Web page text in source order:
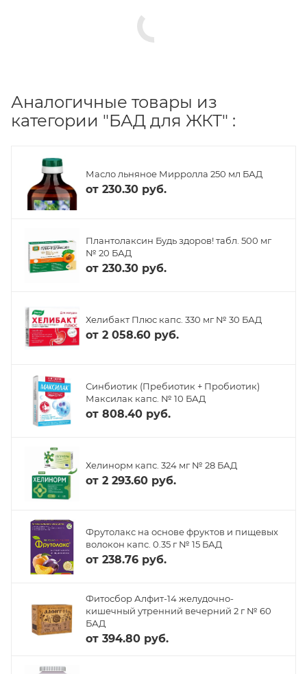
Аналогичные товары из
категории "БАД для ЖКТ" :
Масло льняное Мирролла 250 мл БАД
от 230.30 руб.
Плантолаксин Будь здоров! табл. 500 мг
№ 20 БАД
от 230.30 руб.
Хелибакт Плюс капс. 330 мг № 30 БАД
от 2 058.60 руб.
Синбиотик (Пребиотик + Пробиотик)
Максилак капс. № 10 БАД
от 808.40 руб.
Хелинорм капс. 324 мг № 28 БАД
от 2 293.60 руб.
Фрутолакс на основе фруктов и пищевых
волокон капс. 0.35 г № 15 БАД
от 238.76 руб.
Фитосбор Алфит-14 желудочно-
кишечный утренний вечерний 2 г № 60
БАД
от 394.80 руб.